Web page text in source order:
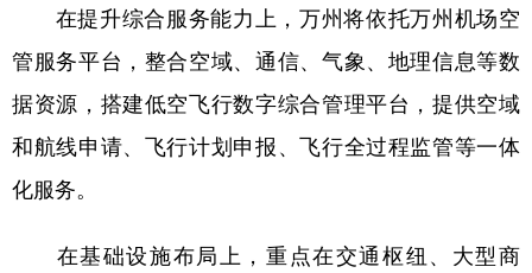
在提升综合服务能力上，万州将依托万州机场空
管服务平台，整合空域、通信、气象、地理信息等数
据资源，搭建低空飞行数字综合管理平台，提供空域
和航线申请、飞行计划申报、飞行全过程监管等一体
化服务。
在基础设施布局上，重点在交通枢纽、大型商